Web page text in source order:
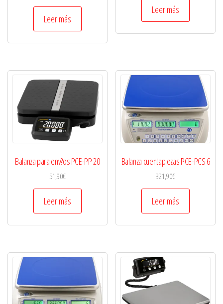
Leer más
Leer más
Balanza para env?os PCE-PP 20
51,90€
Leer más
Balanza cuentapiezas PCE-PCS 6
321,90€
Leer más